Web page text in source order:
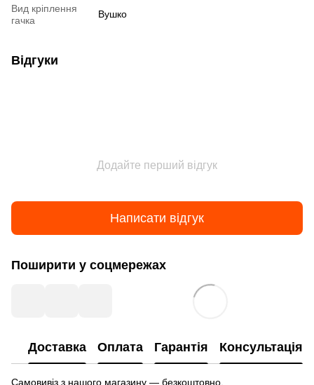
Вид кріплення
гачка
Вушко
Відгуки
Додайте перший відгук
Написати відгук
Поширити у соцмережах
Доставка Оплата Гарантія Консультація
Самовивіз з нашого магазину — безкоштовно.